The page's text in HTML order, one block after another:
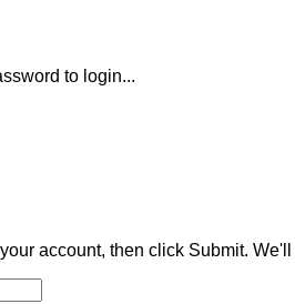
to login...
account, then click Submit.